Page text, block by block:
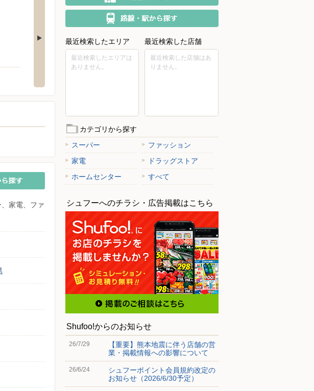
買取大吉/ららぽーと豊洲店
家電、ファ
最近検索したエリア
最近検索したエリアは
ありません。
最近検索した店舗
最近検索した店舗はあ
りません。
カテゴリから探す
スーパー
ファッション
家電
ドラッグストア
ホームセンター
すべて
シュフーへのチラシ・広告掲載はこちら
Shufoo!からのお知らせ
26/7/29
【重要】熊本地震に伴う店舗の営
業・掲載情報への影響について
26/6/24
シュフーポイント会員規約改定の
お知らせ（2026/6/30予定）